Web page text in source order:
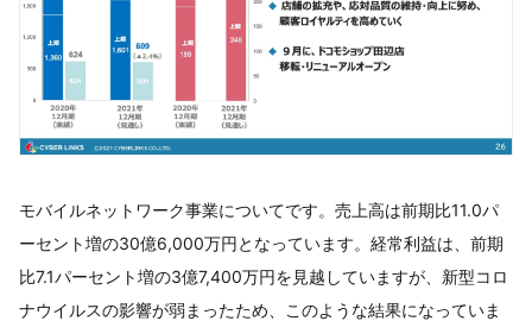
モバイルネットワーク事業についてです。売上高は前期比11.0パ
ーセント増の30億6,000万円となっています。経常利益は、前期
比7.1パーセント増の3億7,400万円を見越していますが、新型コロ
ナウイルスの影響が弱まったため、このような結果になっていま